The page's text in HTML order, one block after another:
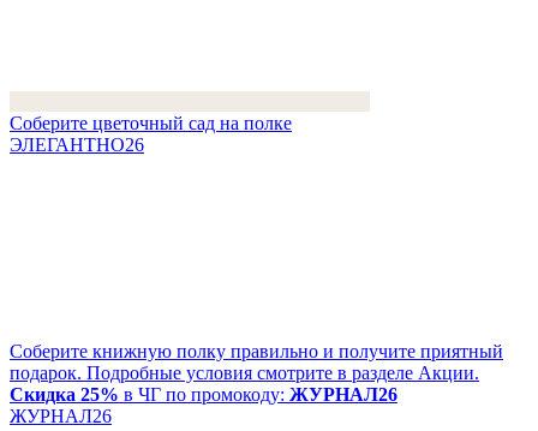
Соберите цветочный сад на полке
ЭЛЕГАНТНО26
Соберите книжную полку правильно и получите приятный
подарок. Подробные условия смотрите в разделе Акции.
Скидка 25% в ЧГ по промокоду: ЖУРНАЛ26
ЖУРНАЛ26